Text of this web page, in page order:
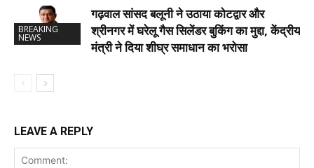
BREAKING
NEWS
गढ़वाल सांसद बलूनी ने उठाया कोटद्वार और
श्रीनगर में घरेलू गैस सिलेंडर बुकिंग का मुद्दा, केंद्रीय
मंत्री ने दिया शीघ्र समाधान का भरोसा
LEAVE A REPLY